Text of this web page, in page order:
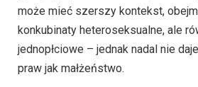
może mieć szerszy kontekst,
konkubinaty heteroseksualne, ale
jednopłciowe – jednak nadal nie
praw jak małżeństwo.